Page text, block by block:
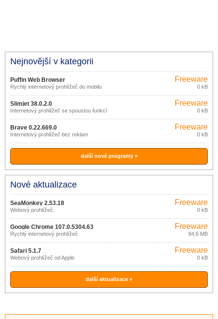
Nejnovější v kategorii
Puffin Web Browser
Rychlý internetový prohlížeč do mobilu
Freeware
0 kB
Slimjet 38.0.2.0
Internetový prohlížeč se spoustou funkcí
Freeware
0 kB
Brave 0.22.669.0
Internetový prohlížeč bez reklam
Freeware
0 kB
další nové programy »
Nové aktualizace
SeaMonkey 2.53.18
Webový prohlížeč.
Freeware
0 kB
Google Chrome 107.0.5304.63
Rychlý internetový prohlížeč
Freeware
84,6 MB
Safari 5.1.7
Webový prohlížeč od Apple
Freeware
0 kB
další aktualizace »